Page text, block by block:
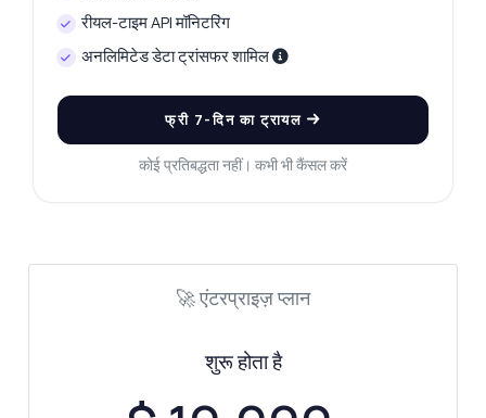
रीयल-टाइम API मॉनिटरिंग
अनलिमिटेड डेटा ट्रांसफर शामिल
फ्री 7-दिन का ट्रायल
कोई प्रतिबद्धता नहीं। कभी भी कैंसल करें
🚀 एंटरप्राइज़ प्लान
शुरू होता है